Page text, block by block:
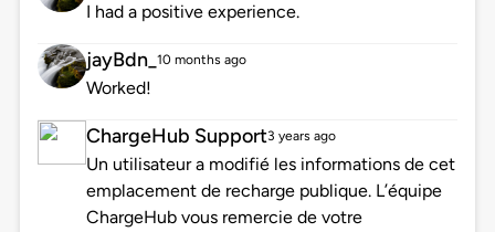
I had a positive experience.
jayBdn_ 10 months ago
Worked!
ChargeHub Support3 years ago
Un utilisateur a modifié les informations de cet
emplacement de recharge publique. L’équipe
ChargeHub vous remercie de votre